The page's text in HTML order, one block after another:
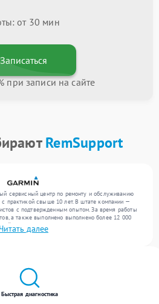
от 30 мин
Записаться
при записи на сайте
RemSupport
сервисный центр по ремонту и обслуживанию
практикой свыше 10 лет. В штате компании —
с подтвержденным опытом. За время работы
а также выполнено выполнено более 12 000
центр поступает свыше 300 единиц техники,
спектром неисправностей и гарантируем
Читать далее
Быстрая диагностика